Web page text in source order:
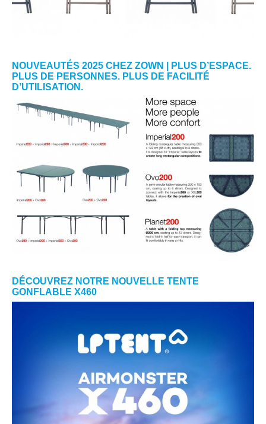
NOUVEAUTÉS 2025 CHEZ ZOWN | PLUS D’ESPACE.
PLUS DE PERSONNES. PLUS DE FACILITÉ
D’UTILISATION.
DÉCOUVREZ NOTRE NOUVELLE TENTE
GONFLABLE X460